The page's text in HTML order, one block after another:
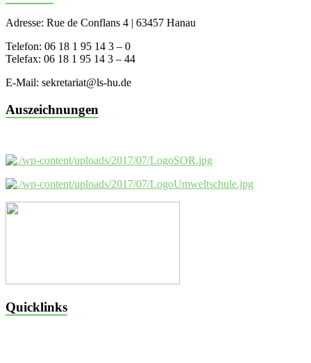
Adresse: Rue de Conflans 4 | 63457 Hanau
Telefon: 06 18 1 95 14 3 – 0
Telefax: 06 18 1 95 14 3 – 44
E-Mail: sekretariat@ls-hu.de
Auszeichnungen
Quicklinks